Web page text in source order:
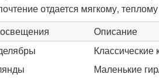
отдается мягкому, теплому
Описание
Маленькие